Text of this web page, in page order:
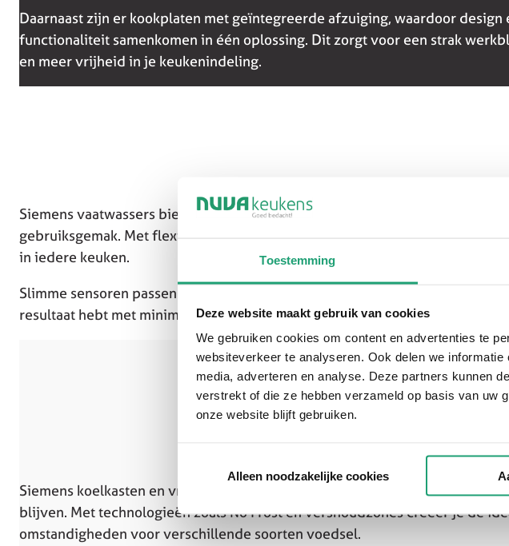
Toestemming
Deze website maakt gebruik van cookies
We gebruiken cookies om content en advertenties te
websiteverkeer te analyseren. Ook delen we
media, adverteren en analyse. Deze partners kunnen
verstrekt of die ze hebben verzameld op basis van uw
onze website blijft gebruiken.
Alleen noodzakelijke cookies
Daarnaast zijn er kookplaten met geïntegreerde afzuiging, waardoor design
functionaliteit samenkomen in één oplossing. Dit zorgt voor een strak
en meer vrijheid in je keukenindeling.
Siemens vaatwassers bieden uitstekende reinigingsprestaties en zijn
gebruiksgemak. Met flexibele indelingen, energiezuinige programma’s en
in iedere keuken.
Slimme sensoren passen het programma automatisch aan op de vervuiling,
resultaat hebt met minimaal verbruik.
Siemens koelkasten en vriezers zorgen ervoor dat jouw producten langer
blijven. Met technologieën zoals No Frost en vershoudzones creëer je de
omstandigheden voor verschillende soorten voedsel.